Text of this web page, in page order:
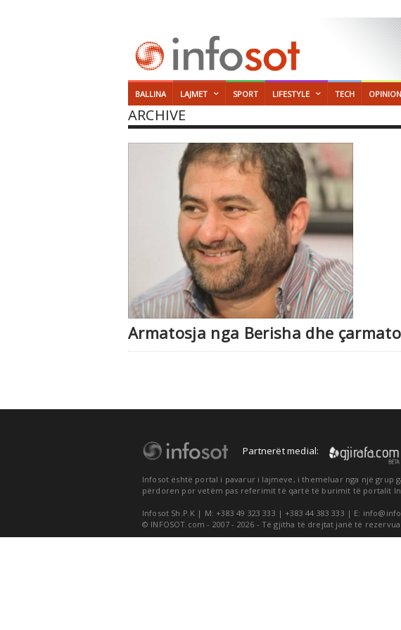
BALLINA LAJMET SPORT LIFESTYLE TECH
ARCHIVE
Armatosja nga Berisha dhe
Partnerët medial:
Infosot është portal i pavarur i lajmeve, i themeluar nga një
përdoren por vetëm pas referimit të qartë të burimit të portalit
Infosot Sh.P.K | M: +383 49 323 333 | +383 44 383 333 | E:
© INFOSOT.com - 2007 - 2026 - Të gjitha të drejtat janë të